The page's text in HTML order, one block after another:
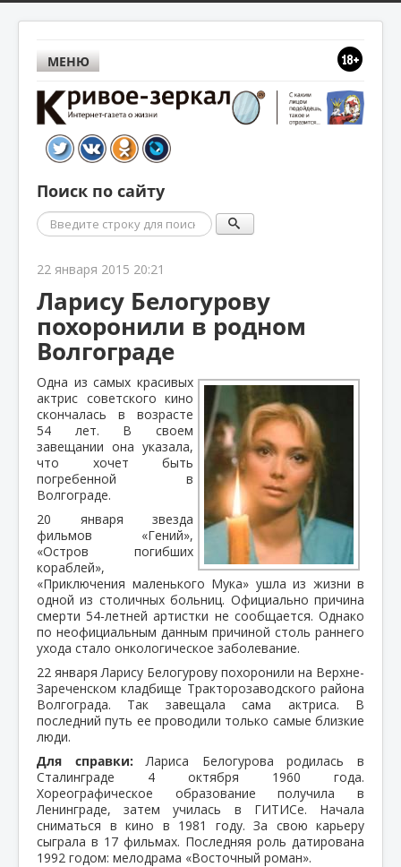
МЕНЮ
Поиск по сайту
Поиск
22 января 2015 20:21
Ларису Белогурову
похоронили в родном
Волгограде
Одна из самых красивых
актрис советского кино
скончалась в возрасте
54 лет. В своем
завещании она указала,
что хочет быть
погребенной в
Волгограде.
20 января звезда
фильмов «Гений»,
«Остров погибших
кораблей»,
«Приключения маленького Мука» ушла из жизни в
одной из столичных больниц. Официально причина
смерти 54-летней артистки не сообщается. Однако
по неофициальным данным причиной столь раннего
ухода стало онкологическое заболевание.
22 января Ларису Белогурову похоронили на Верхне-
Зареченском кладбище Тракторозаводского района
Волгограда. Так завещала сама актриса. В
последний путь ее проводили только самые близкие
люди.
Для справки: Лариса Белогурова родилась в
Сталинграде 4 октября 1960 года.
Хореографическое образование получила в
Ленинграде, затем училась в ГИТИСе. Начала
сниматься в кино в 1981 году. За свою карьеру
сыграла в 17 фильмах. Последняя роль датирована
1992 годом: мелодрама «Восточный роман».